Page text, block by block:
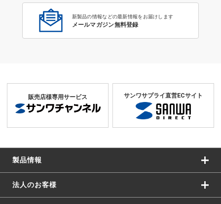
新製品の情報などの最新情報をお届けします
メールマガジン無料登録
販売店様専用サービス サンワサプライ直営ECサイト
製品情報
法人のお客様